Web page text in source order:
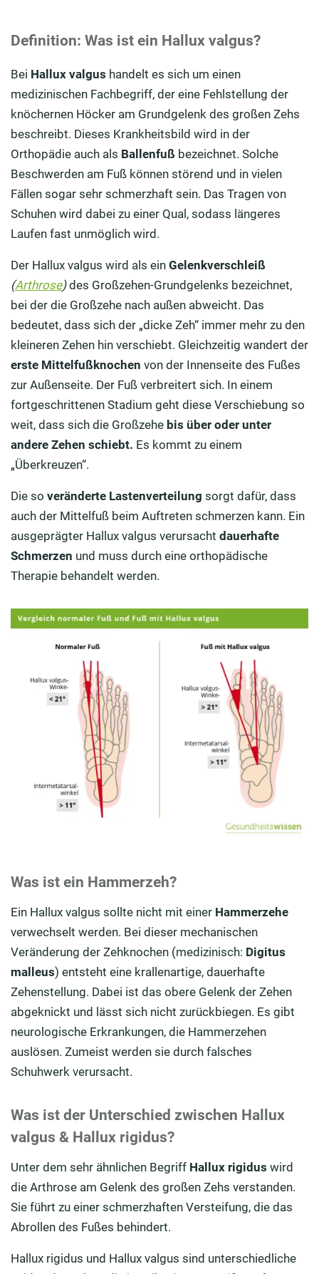
Definition: Was ist ein Hallux valgus?
Bei Hallux valgus handelt es sich um einen
medizinischen Fachbegriff, der eine Fehlstellung der
knöchernen Höcker am Grundgelenk des großen Zehs
beschreibt. Dieses Krankheitsbild wird in der
Orthopädie auch als Ballenfuß bezeichnet. Solche
Beschwerden am Fuß können störend und in vielen
Fällen sogar sehr schmerzhaft sein. Das Tragen von
Schuhen wird dabei zu einer Qual, sodass längeres
Laufen fast unmöglich wird.
Der Hallux valgus wird als ein Gelenkverschleiß
(Arthrose)des Großzehen-Grundgelenks bezeichnet,
bei der die Großzehe nach außen abweicht. Das
bedeutet, dass sich der „dicke Zeh“ immer mehr zu den
kleineren Zehen hin verschiebt. Gleichzeitig wandert der
erste Mittelfußknochen von der Innenseite des Fußes
zur Außenseite. Der Fuß verbreitert sich. In einem
fortgeschrittenen Stadium geht diese Verschiebung so
weit, dass sich die Großzehe bis über oder unter
andere Zehen schiebt. Es kommt zu einem
„Überkreuzen“.
Die so veränderte Lastenverteilung sorgt dafür, dass
auch der Mittelfuß beim Auftreten schmerzen kann. Ein
ausgeprägter Hallux valgus verursacht dauerhafte
Schmerzen und muss durch eine orthopädische
Therapie behandelt werden.
Was ist ein Hammerzeh?
Ein Hallux valgus sollte nicht mit einer Hammerzehe
verwechselt werden. Bei dieser mechanischen
Veränderung der Zehknochen (medizinisch: Digitus
malleus) entsteht eine krallenartige, dauerhafte
Zehenstellung. Dabei ist das obere Gelenk der Zehen
abgeknickt und lässt sich nicht zurückbiegen. Es gibt
neurologische Erkrankungen, die Hammerzehen
auslösen. Zumeist werden sie durch falsches
Schuhwerk verursacht.
Was ist der Unterschied zwischen Hallux
valgus & Hallux rigidus?
Unter dem sehr ähnlichen Begriff Hallux rigidus wird
die Arthrose am Gelenk des großen Zehs verstanden.
Sie führt zu einer schmerzhaften Versteifung, die das
Abrollen des Fußes behindert.
Hallux rigidus und Hallux valgus sind unterschiedliche